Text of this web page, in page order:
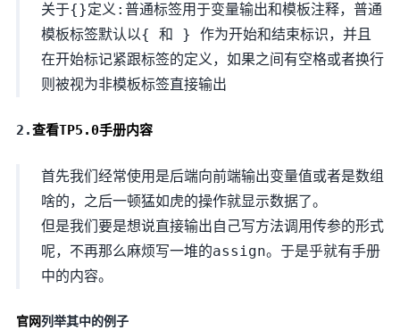
关于{}定义:普通标签用于变量输出和模板注释，普通
模板标签默认以{ 和 } 作为开始和结束标识，并且
在开始标记紧跟标签的定义，如果之间有空格或者换行
则被视为非模板标签直接输出
2.查看TP5.0手册内容
首先我们经常使用是后端向前端输出变量值或者是数组
啥的，之后一顿猛如虎的操作就显示数据了。
但是我们要是想说直接输出自己写方法调用传参的形式
呢，不再那么麻烦写一堆的assign。于是乎就有手册
中的内容。
官网列举其中的例子